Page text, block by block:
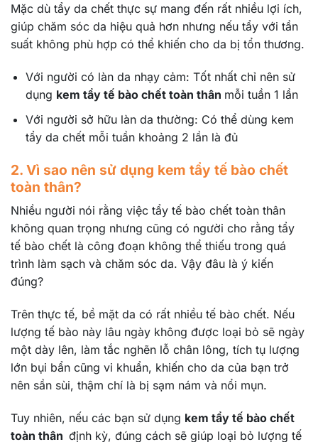
Mặc dù tẩy da chết thực sự mang đến rất nhiều lợi ích,
giúp chăm sóc da hiệu quả hơn nhưng nếu tẩy với tần
suất không phù hợp có thể khiến cho da bị tổn thương.
Với người có làn da nhạy cảm: Tốt nhất chỉ nên sử
dụng kem tẩy tế bào chết toàn thân mỗi tuần 1 lần
Với người sở hữu làn da thường: Có thể dùng kem
tẩy da chết mỗi tuần khoảng 2 lần là đủ
2. Vì sao nên sử dụng kem tẩy tế bào chết
toàn thân?
Nhiều người nói rằng việc tẩy tế bào chết toàn thân
không quan trọng nhưng cũng có người cho rằng tẩy
tế bào chết là công đoạn không thể thiếu trong quá
trình làm sạch và chăm sóc da. Vậy đâu là ý kiến
đúng?
Trên thực tế, bề mặt da có rất nhiều tế bào chết. Nếu
lượng tế bào này lâu ngày không được loại bỏ sẽ ngày
một dày lên, làm tắc nghẽn lỗ chân lông, tích tụ lượng
lớn bụi bẩn cũng vi khuẩn, khiến cho da của bạn trở
nên sần sùi, thậm chí là bị sạm nám và nổi mụn.
Tuy nhiên, nếu các bạn sử dụng kem tẩy tế bào chết
toàn thân định kỳ, đúng cách sẽ giúp loại bỏ lượng tế